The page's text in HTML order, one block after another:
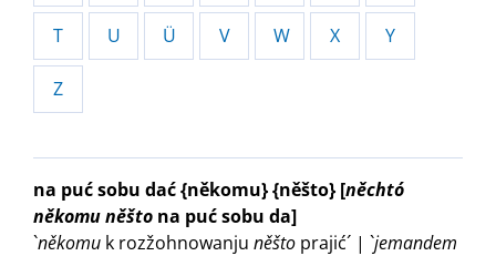
T U Ü V W X Y
Z
na puć sobu dać {někomu} {něšto} [něchtó
někomuněšto na puć sobu da]
`někomu k rozžohnowanju něšto prajić´ | `jemandem